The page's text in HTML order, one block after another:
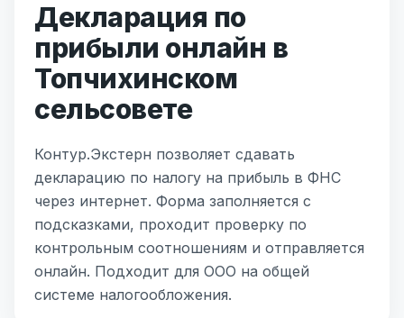
Декларация по
прибыли онлайн в
Топчихинском
сельсовете
Контур.Экстерн позволяет сдавать
декларацию по налогу на прибыль в ФНС
через интернет. Форма заполняется с
подсказками, проходит проверку по
контрольным соотношениям и отправляется
онлайн. Подходит для ООО на общей
системе налогообложения.